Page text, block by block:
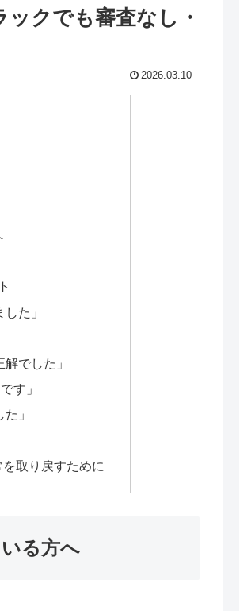
クでも審査なし・
2026.03.10
た」
でした」
す」
」
取り戻すために
る方へ